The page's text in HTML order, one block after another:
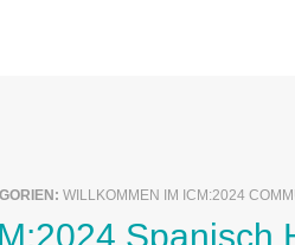
WILLKOMMEN IM ICM:2024
Spanisch